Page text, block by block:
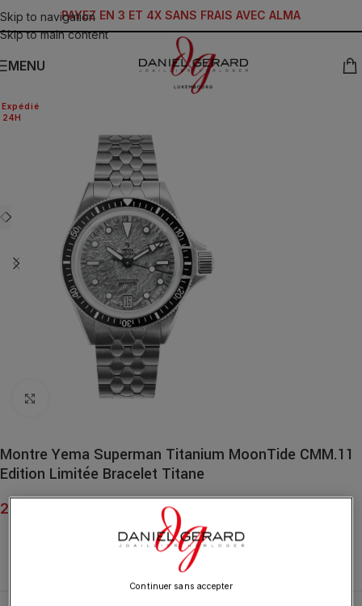
Skip to navigation
Skip to main content
PAYEZ EN 3 ET 4X SANS FRAIS AVEC ALMA
MENU
24H
Expédié
Click to enlarge
Montre Yema Superman Titanium MoonTide CMM.11
Edition Limitée Bracelet Titane
2 390.00
Continuer sans accepter